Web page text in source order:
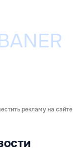
рекламу на сайте